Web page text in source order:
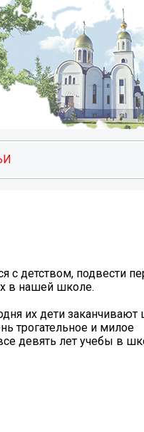
с детством, подвести
в нашей школе.
их дети заканчивают
трогательное и милое
девять лет учебы в